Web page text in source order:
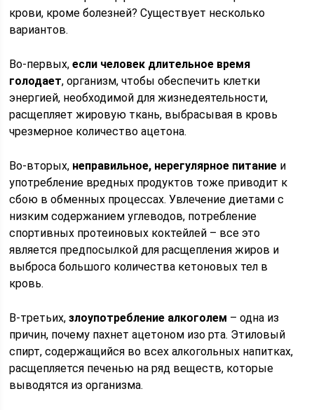
крови, кроме болезней? Существует несколько
вариантов.
Во-первых,если человек длительное время
голодает, организм, чтобы обеспечить клетки
энергией, необходимой для жизнедеятельности,
расщепляет жировую ткань, выбрасывая в кровь
чрезмерное количество ацетона.
Во-вторых, неправильное, нерегулярное питание и
употребление вредных продуктов тоже приводит к
сбою в обменных процессах. Увлечение диетами с
низким содержанием углеводов, потребление
спортивных протеиновых коктейлей – все это
является предпосылкой для расщепления жиров и
выброса большого количества кетоновых тел в
кровь.
В-третьих,злоупотребление алкоголем – одна из
причин, почему пахнет ацетоном изо рта. Этиловый
спирт, содержащийся во всех алкогольных напитках,
расщепляется печенью на ряд веществ, которые
выводятся из организма.